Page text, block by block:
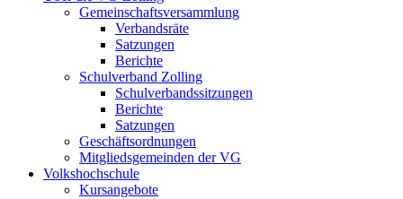
Gemeinschaftsversammlung
Verbandsräte
Satzungen
Berichte
Schulverband Zolling
Schulverbandssitzungen
Berichte
Satzungen
Geschäftsordnungen
Mitgliedsgemeinden der VG
Volkshochschule
Kursangebote